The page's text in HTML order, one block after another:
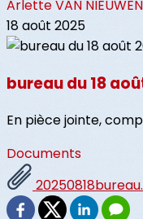
Arlette VAN
18 août 2025
bureau du 18
En pièce jointe,
Documents